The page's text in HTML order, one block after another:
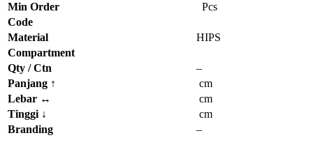
Min Order
Pcs
Code
Material
HIPS
Compartment
Qty / Ctn
–
Panjang ↑
cm
Lebar ↔
cm
Tinggi ↓
cm
Branding
–